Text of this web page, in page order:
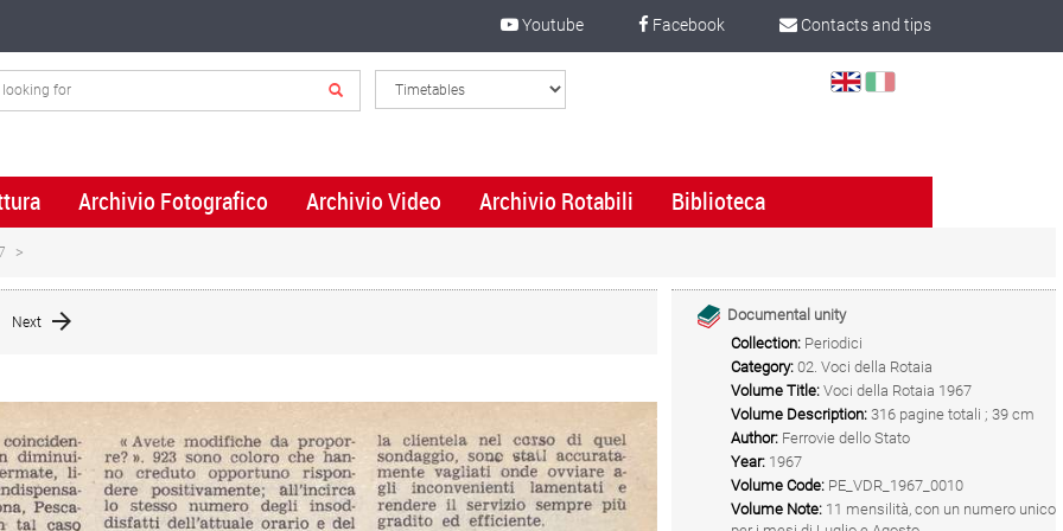
Contacts and tips
Facebook
Youtube
Select
Archivio Fotografico Archivio Video Archivio Rotabili Biblioteca
Next
Documental unity
Collection: Periodici
Category: 02. Voci della Rotaia
Volume Title: Voci della Rotaia 1967
Volume Description: 316 pagine totali ; 39 cm
Author: Ferrovie dello Stato
Year: 1967
Volume Code: PE_VDR_1967_0010
Volume Note: 11 mensilità, con un numero unico